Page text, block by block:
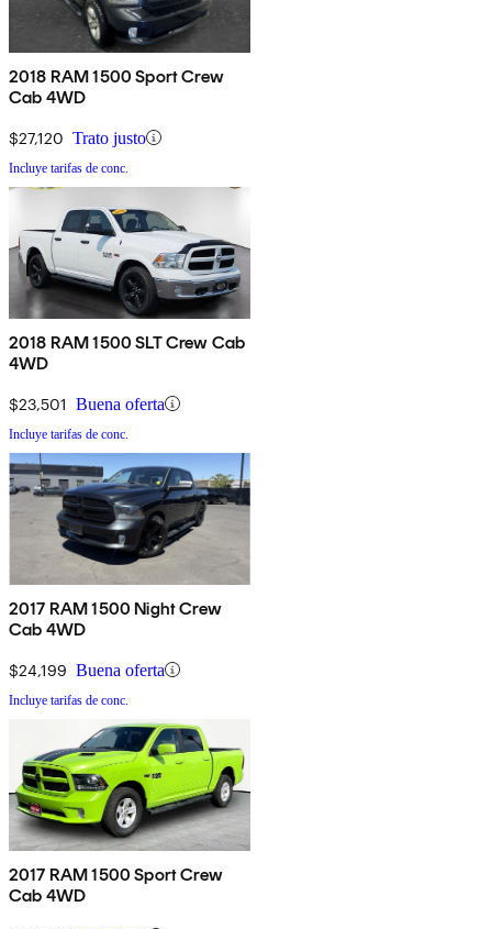
2018 RAM 1500 Sport Crew
Cab 4WD
$27,120 Trato justo
Incluye tarifas de conc.
2018 RAM 1500 SLT Crew Cab
4WD
$23,501 Buena oferta
Incluye tarifas de conc.
2017 RAM 1500 Night Crew
Cab 4WD
$24,199 Buena oferta
Incluye tarifas de conc.
2017 RAM 1500 Sport Crew
Cab 4WD